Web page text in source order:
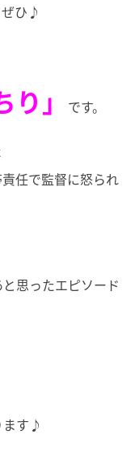
ぜひ♪
り」 です。
任で監督に怒られ
思ったエピソード
ます♪